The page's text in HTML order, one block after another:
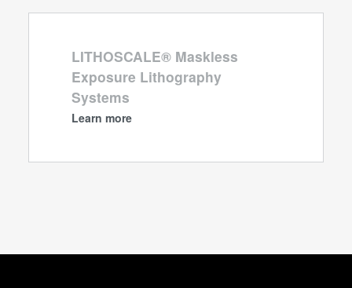
LITHOSCALE® Maskless
Exposure Lithography
Systems
Learn more